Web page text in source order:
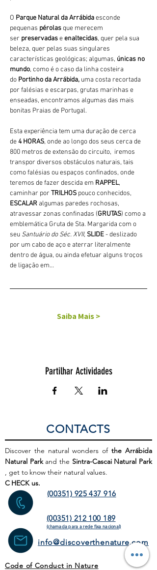
O Parque Natural da Arrábida esconde
pequenas pérolas que merecem
ser preservadas e enaltecidas, quer pela sua
beleza, quer pelas suas singulares
características geológicas; algumas, únicas no
mundo, como é o caso da linha costeira
do Portinho da Arrábida, uma costa recortada
por falésias e escarpas, grutas marinhas e
enseadas, encontramos algumas das mais
bonitas Praias de Portugal.
Esta experiência tem uma duração de cerca
de 4 HORAS, onde ao longo dos seus cerca de
800 metros de extensão do circuito,  iremos
transpor diversos obstáculos naturais, tais
como falésias ou espaços confinados, onde
teremos de fazer descida em RAPPEL,
caminhar por TRILHOS pouco conhecidos,
ESCALAR algumas paredes rochosas,
atravessar zonas confinadas (GRUTAS) como a
emblemática Gruta de Sta. Margarida com o
seu Santuário do Séc. XVII, SLIDE - deslizado
por um cabo de aço e aterrar literalmente
dentro de água, ou ainda efetuar alguns troços
de ligação em…
Saiba Mais >
Partilhar Actividades
CONTACTS
Discover the natural wonders ofthe Arrábida
Natural Parkand the Sintra-Cascai Natural Park
, get to know their natural values.
C HECK us.
(00351) 925 437 916
(00351) 212 100 189
(chamada para a rede fixa nacional)
info@discoverthenature.com
Code of Conduct in Nature